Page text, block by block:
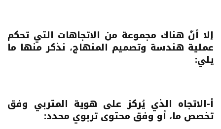
إلا أنّ هناك مجموعة من الاتجاهات التي تحكم
عملية هندسة وتصميم المنهاج، نذكر منها ما
يلي:
أ-الاتجاه الذي يُركز على هوية المتربي وفق
تخصص ما، أو وفق محتوى تربوي محدد: